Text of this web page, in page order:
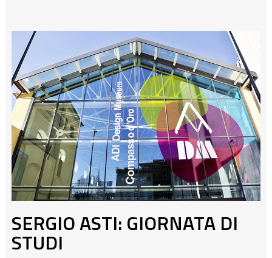
SERGIO ASTI: GIORNATA DI
STUDI